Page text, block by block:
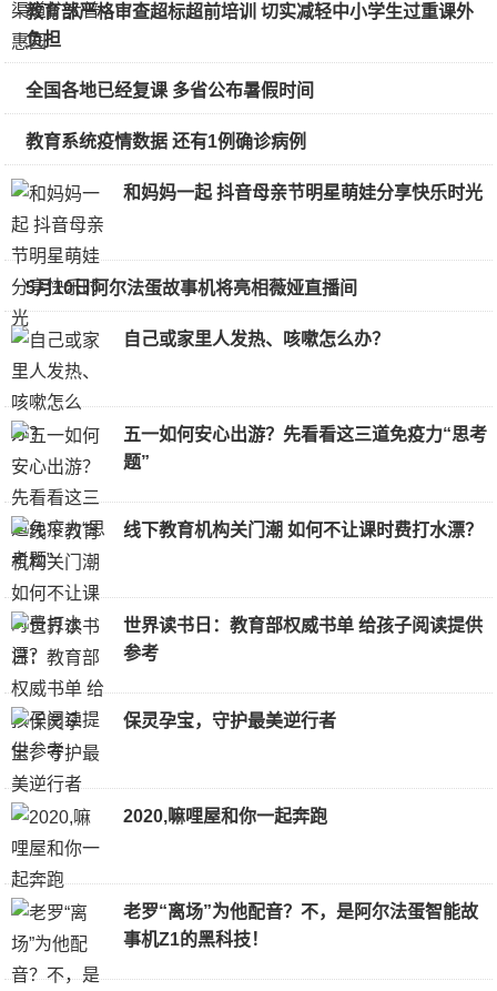
教育部严格审查超标超前培训 切实减轻中小学生过重课外
负担
全国各地已经复课 多省公布暑假时间
教育系统疫情数据 还有1例确诊病例
和妈妈一起 抖音母亲节明星萌娃分享快乐时光
5月10日阿尔法蛋故事机将亮相薇娅直播间
自己或家里人发热、咳嗽怎么办？
五一如何安心出游？先看看这三道免疫力“思考
题”
线下教育机构关门潮 如何不让课时费打水漂？
世界读书日：教育部权威书单 给孩子阅读提供
参考
保灵孕宝，守护最美逆行者
2020,嘛哩屋和你一起奔跑
老罗“离场”为他配音？不，是阿尔法蛋智能故
事机Z1的黑科技！